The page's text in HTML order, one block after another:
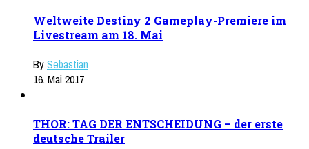
Weltweite Destiny 2 Gameplay-Premiere im
Livestream am 18. Mai
BySebastian
16. Mai 2017
THOR: TAG DER ENTSCHEIDUNG – der erste
deutsche Trailer